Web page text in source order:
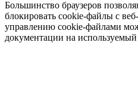
Большинство браузеров
блокировать cookie-файлы c
управлению cookie-файлами
документации на используемый